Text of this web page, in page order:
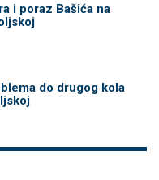
i poraz Bašića na
do drugog kola